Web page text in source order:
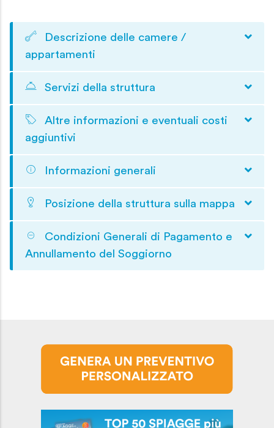
Descrizione delle camere /
appartamenti
Servizi della struttura
Altre informazioni e eventuali costi
aggiuntivi
Informazioni generali
Posizione della struttura sulla mappa
Condizioni Generali di Pagamento e
Annullamento del Soggiorno